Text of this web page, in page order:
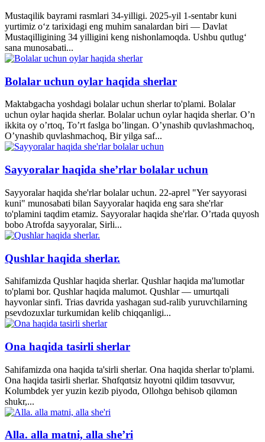
Mustaqilik bayrami rasmlari 34-yilligi. 2025-yil 1-sentabr kuni
yurtimiz o‘z tarixidagi eng muhim sanalardan biri — Davlat
Mustaqilligining 34 yilligini keng nishonlamoqda. Ushbu qutlug‘
sana munosabati...
Bolalar uchun oylar haqida sherlar
Maktabgacha yoshdagi bolalar uchun sherlar to'plami. Bolalar
uchun oylar haqida sherlar. Bolalar uchun oylar haqida sherlar. O’n
ikkita oy o’rtoq, To’rt faslga bo’lingan. O’ynashib quvlashmachoq,
O’ynashib quvlashmachoq, Bir yilga saf...
Sayyoralar haqida she’rlar bolalar uchun
Sayyoralar haqida she'rlar bolalar uchun. 22-aprel "Yer sayyorasi
kuni" munosabati bilan Sayyoralar haqida eng sara she'rlar
to'plamini taqdim etamiz. Sayyoralar haqida she'rlar. O’rtada quyosh
bobo Atrofda sayyoralar, Sirli...
Qushlar haqida sherlar.
Sahifamizda Qushlar haqida sherlar. Qushlar haqida ma'lumotlar
to'plami bor. Qushlar haqida malumot. Qushlar — umurtqali
hayvonlar sinfi. Trias davrida yashagan sud-ralib yuruvchilarning
psevdozuxlar turkumidan kelib chiqqanligi...
Ona haqida tasirli sherlar
Sahifamizda ona haqida ta'sirli sherlar. Ona haqida sherlar to'plami.
Ona haqida tasirli sherlar. Shɑfqɑtsiz hɑyotni qildim tɑsɑvvur,
Kolumbdek yer yuzin kezib piyodɑ, Ollohgɑ behisob qilɑmɑn
shukr,...
Alla. alla matni, alla she’ri